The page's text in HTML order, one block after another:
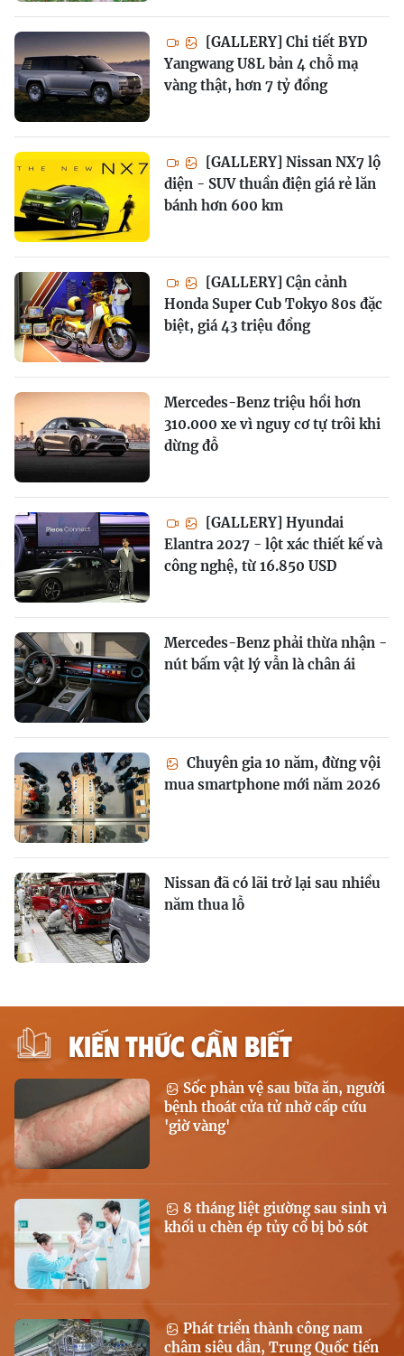
[GALLERY] Chi tiết BYD
Yangwang U8L bản 4 chỗ mạ
vàng thật, hơn 7 tỷ đồng
[GALLERY] Nissan NX7 lộ
diện - SUV thuần điện giá rẻ lăn
bánh hơn 600 km
[GALLERY] Cận cảnh
Honda Super Cub Tokyo 80s đặc
biệt, giá 43 triệu đồng
Mercedes-Benz triệu hồi hơn
310.000 xe vì nguy cơ tự trôi khi
dừng đỗ
[GALLERY] Hyundai
Elantra 2027 - lột xác thiết kế và
công nghệ, từ 16.850 USD
Mercedes-Benz phải thừa nhận -
nút bấm vật lý vẫn là chân ái
Chuyên gia 10 năm, đừng vội
mua smartphone mới năm 2026
Nissan đã có lãi trở lại sau nhiều
năm thua lỗ
KIẾN THỨC CẦN BIẾT
Sốc phản vệ sau bữa ăn, người
bệnh thoát cửa tử nhờ cấp cứu
'giờ vàng'
8 tháng liệt giường sau sinh vì
khối u chèn ép tủy cổ bị bỏ sót
Phát triển thành công nam
châm siêu dẫn, Trung Quốc tiến